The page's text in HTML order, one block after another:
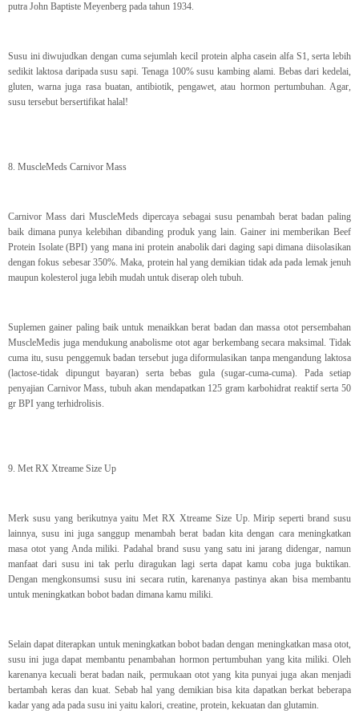
putra John Baptiste Meyenberg pada tahun 1934.
Susu ini diwujudkan dengan cuma sejumlah kecil protein alpha casein alfa S1, serta lebih
sedikit laktosa daripada susu sapi. Tenaga 100% susu kambing alami. Bebas dari kedelai,
gluten, warna juga rasa buatan, antibiotik, pengawet, atau hormon pertumbuhan. Agar,
susu tersebut bersertifikat halal!
8. MuscleMeds Carnivor Mass
Carnivor Mass dari MuscleMeds dipercaya sebagai susu penambah berat badan paling
baik dimana punya kelebihan dibanding produk yang lain. Gainer ini memberikan Beef
Protein Isolate (BPI) yang mana ini protein anabolik dari daging sapi dimana diisolasikan
dengan fokus sebesar 350%. Maka, protein hal yang demikian tidak ada pada lemak jenuh
maupun kolesterol juga lebih mudah untuk diserap oleh tubuh.
Suplemen gainer paling baik untuk menaikkan berat badan dan massa otot persembahan
MuscleMedis juga mendukung anabolisme otot agar berkembang secara maksimal. Tidak
cuma itu, susu penggemuk badan tersebut juga diformulasikan tanpa mengandung laktosa
(lactose-tidak dipungut bayaran) serta bebas gula (sugar-cuma-cuma). Pada setiap
penyajian Carnivor Mass, tubuh akan mendapatkan 125 gram karbohidrat reaktif serta 50
gr BPI yang terhidrolisis.
9. Met RX Xtreame Size Up
Merk susu yang berikutnya yaitu Met RX Xtreame Size Up. Mirip seperti brand susu
lainnya, susu ini juga sanggup menambah berat badan kita dengan cara meningkatkan
masa otot yang Anda miliki. Padahal brand susu yang satu ini jarang didengar, namun
manfaat dari susu ini tak perlu diragukan lagi serta dapat kamu coba juga buktikan.
Dengan mengkonsumsi susu ini secara rutin, karenanya pastinya akan bisa membantu
untuk meningkatkan bobot badan dimana kamu miliki.
Selain dapat diterapkan untuk meningkatkan bobot badan dengan meningkatkan masa otot,
susu ini juga dapat membantu penambahan hormon pertumbuhan yang kita miliki. Oleh
karenanya kecuali berat badan naik, permukaan otot yang kita punyai juga akan menjadi
bertambah keras dan kuat. Sebab hal yang demikian bisa kita dapatkan berkat beberapa
kadar yang ada pada susu ini yaitu kalori, creatine, protein, kekuatan dan glutamin.